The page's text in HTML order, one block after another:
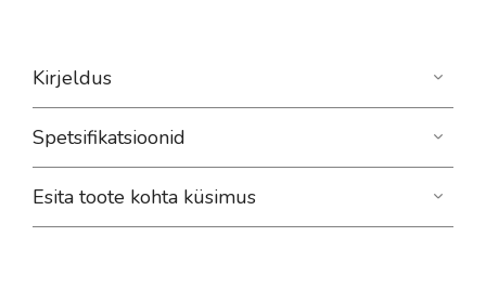
Kirjeldus
Spetsifikatsioonid
Esita toote kohta küsimus